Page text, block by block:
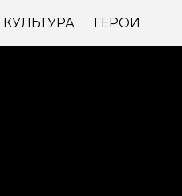
КУЛЬТУРА ГЕРОИ